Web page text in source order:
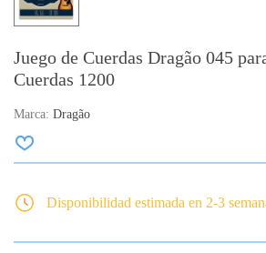
Juego de Cuerdas Dragão 045
Cuerdas 1200
Marca: Dragão
Disponibilidad estimada en 2-3